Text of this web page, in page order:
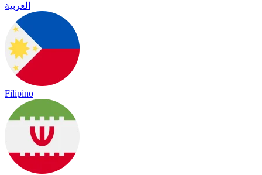
العربية
Filipino